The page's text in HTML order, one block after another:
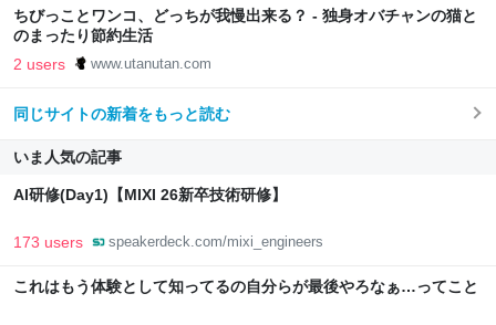
ちびっことワンコ、どっちが我慢出来る？ - 独身オバチャンの猫と
のまったり節約生活
2 users www.utanutan.com
同じサイトの新着をもっと読む
いま人気の記事
AI研修(Day1)【MIXI 26新卒技術研修】
173 users speakerdeck.com/mixi_engineers
これはもう体験として知ってるの自分らが最後やろなぁ…ってこと